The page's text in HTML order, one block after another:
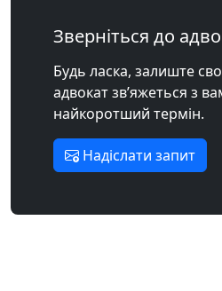
Зверніться до
Будь ласка, залиште
адвокат зв’яжеться з
найкоротший термін.
Надіслати запит